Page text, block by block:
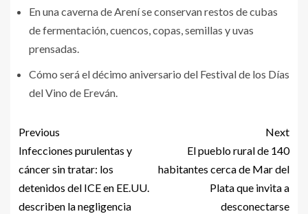
En una caverna de Arení se conservan restos de cubas
de fermentación, cuencos, copas, semillas y uvas
prensadas.
Cómo será el décimo aniversario del Festival de los Días
del Vino de Ereván.
Previous
Infecciones purulentas y
cáncer sin tratar: los
detenidos del ICE en EE.UU.
describen la negligencia
Next
El pueblo rural de 140
habitantes cerca de Mar del
Plata que invita a
desconectarse